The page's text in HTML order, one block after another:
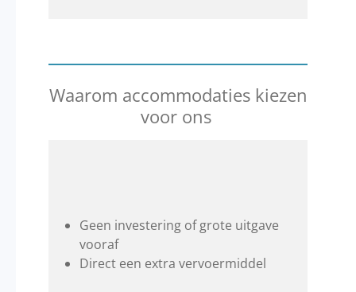
Waarom accommodaties kiezen
voor ons
Geen investering of grote uitgave
vooraf
Direct een extra vervoermiddel